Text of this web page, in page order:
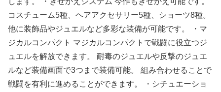
コスチューム5種、ヘアアクセサリー5種、ショーツ8種。
他に装飾品やジュエルなど多彩な装備が可能です。 ・マ
ジカルコンパクト マジカルコンパクトで戦闘に役立つジ
ュエルを解放できます。 耐毒のジュエルや反撃のジュエ
ルなど装備画面で3つまで装備可能。 組み合わせることで
戦闘を有利に進めることができます。 ・シチュエーショ